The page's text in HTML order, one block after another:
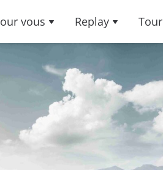
vous Replay